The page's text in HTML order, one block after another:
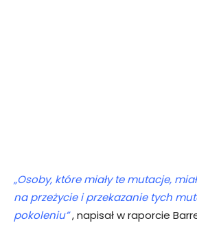
„Osoby, które miały te mutacje,
na przeżycie i przekazanie tych
pokoleniu”, napisał w raporcie